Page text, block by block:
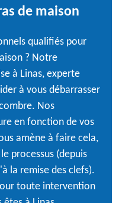
de maison
qualifiés pour
? Notre
à Linas, experte
à vous débarrasser
Nos
en fonction de vos
amène à faire cela,
processus (depuis
la remise des clefs).
toute intervention